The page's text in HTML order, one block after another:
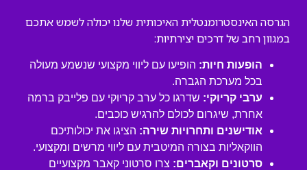
הגרסה האינסטרומנטלית האיכותית שלנו יכולה לשמש אתכם
במגוון רחב של דרכים יצירתיות:
הופעות חיות: הופיעו עם ליווי מקצועי שנשמע מעולה
בכל מערכת הגברה.
ערבי קריוקי: שדרגו כל ערב קריוקי עם פלייבק ברמה
אחרת, שיגרום לכולם להרגיש כוכבים.
אודישנים ותחרויות שירה: הציגו את יכולותיכם
הווקאליות בצורה המיטבית עם ליווי מרשים ומקצועי.
סרטונים וקאברים: צרו סרטוני קאבר מקצועיים